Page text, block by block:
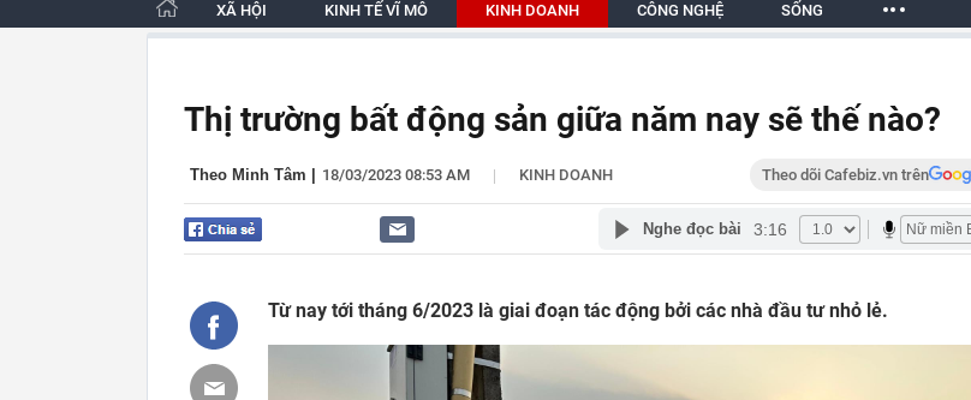
XÃ HỘI KINH TẾ VĨ MÔ KINH DOANH CÔNG NGHỆ SỐNG
Thị trường bất động sản giữa năm nay sẽ thế nào?
Theo Minh Tâm 18/03/2023 08:53 AM | KINH DOANH Theo dõi Cafebiz.vn trên
Nghe đọc bài 3:16
Từ nay tới tháng 6/2023 là giai đoạn tác động bởi các nhà đầu tư nhỏ lẻ.